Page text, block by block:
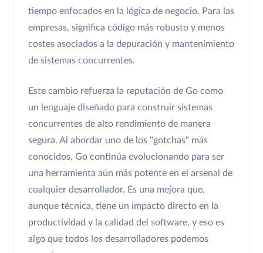
tiempo enfocados en la lógica de negocio. Para las
empresas, significa código más robusto y menos
costes asociados a la depuración y mantenimiento
de sistemas concurrentes.
Este cambio refuerza la reputación de Go como
un lenguaje diseñado para construir sistemas
concurrentes de alto rendimiento de manera
segura. Al abordar uno de los "gotchas" más
conocidos, Go continúa evolucionando para ser
una herramienta aún más potente en el arsenal de
cualquier desarrollador. Es una mejora que,
aunque técnica, tiene un impacto directo en la
productividad y la calidad del software, y eso es
algo que todos los desarrolladores podemos